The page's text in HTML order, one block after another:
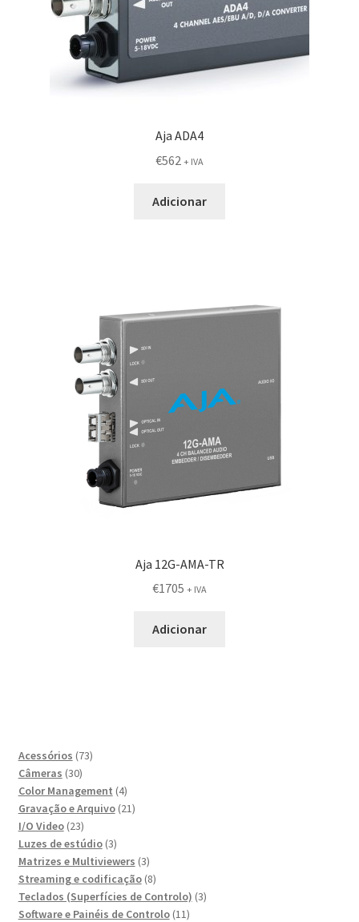
Aja ADA4
€562 + IVA
Adicionar
Aja 12G-AMA-TR
€1705 + IVA
Adicionar
Acessórios 7373
Câmeras 3030
produtos
Color Management 44
produtos
Gravação e Arquivo 2121
I/O Video 2323
produtos
Luzes de estúdio 33
produtos
Matrizes e Multiviewers 33
produtos
Streaming e codificação 88
produtos
Teclados (Superfícies de Controlo) 33
Software e Painéis de Controlo 1111